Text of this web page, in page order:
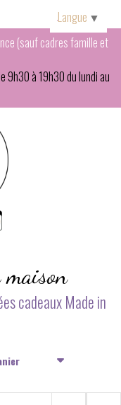
(sauf cadres famille et
9h30 à 19h30 du lundi au
cadeaux Made in
Langue ▼